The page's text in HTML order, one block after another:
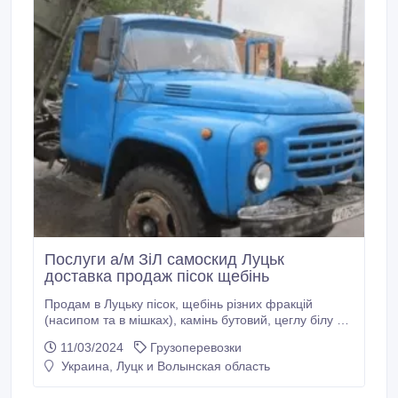
Послуги а/м ЗіЛ самоскид Луцьк
доставка продаж пісок щебінь
Продам в Луцьку пісок, щебінь різних фракцій
(насипом та в мішках), камінь бутовий, цеглу білу та
торфокрихту, чорнозем. Доставка вивезення
будівельного сміття. Тел:0501094084
11/03/2024
Грузоперевозки
Украина, Луцк и Волынская область